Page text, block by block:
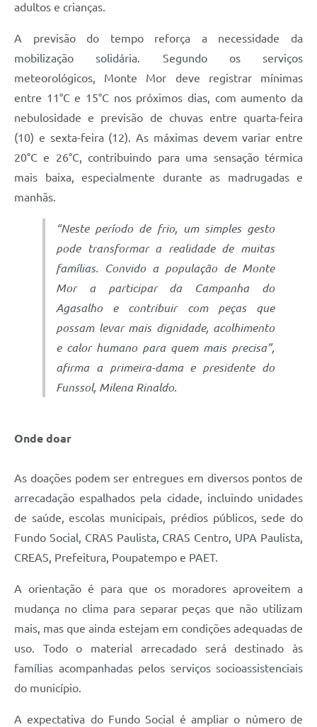
adultos e crianças.
A previsão do tempo reforça a necessidade da
mobilização solidária. Segundo os serviços
meteorológicos, Monte Mor deve registrar mínimas
entre 11°C e 15°C nos próximos dias, com aumento da
nebulosidade e previsão de chuvas entre quarta-feira
(10) e sexta-feira (12). As máximas devem variar entre
20°C e 26°C, contribuindo para uma sensação térmica
mais baixa, especialmente durante as madrugadas e
manhãs.
“Neste período de frio, um simples gesto
pode transformar a realidade de muitas
famílias. Convido a população de Monte
Mor a participar da Campanha do
Agasalho e contribuir com peças que
possam levar mais dignidade, acolhimento
e calor humano para quem mais precisa”,
afirma a primeira-dama e presidente do
Funssol, Milena Rinaldo.
Onde doar
As doações podem ser entregues em diversos pontos de
arrecadação espalhados pela cidade, incluindo unidades
de saúde, escolas municipais, prédios públicos, sede do
Fundo Social, CRAS Paulista, CRAS Centro, UPA Paulista,
CREAS, Prefeitura, Poupatempo e PAET.
A orientação é para que os moradores aproveitem a
mudança no clima para separar peças que não utilizam
mais, mas que ainda estejam em condições adequadas de
uso. Todo o material arrecadado será destinado às
famílias acompanhadas pelos serviços socioassistenciais
do município.
A expectativa do Fundo Social é ampliar o número de